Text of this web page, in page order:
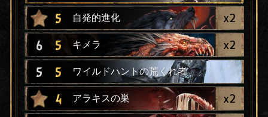
5 自発的進化 x2
6 5 キメラ x2
5 5 ワイルドハントの荒くれ者
4 アラキスの巣 x2